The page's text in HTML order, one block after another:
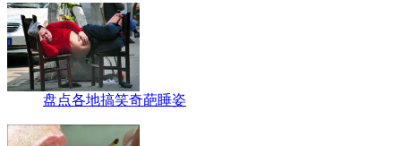
盘点各地搞笑奇葩睡姿